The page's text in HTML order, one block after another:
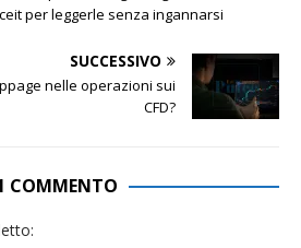
per leggerle senza ingannarsi
SUCCESSIVO
nelle operazioni sui
CFD?
COMMENTO